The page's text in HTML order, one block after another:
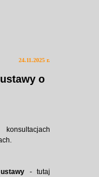
24.11.2025 r.
o
- tutaj